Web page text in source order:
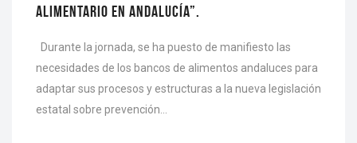
ALIMENTARIO EN ANDALUCÍA”.
Durante la jornada, se ha puesto de manifiesto las
necesidades de los bancos de alimentos andaluces para
adaptar sus procesos y estructuras a la nueva legislación
estatal sobre prevención…